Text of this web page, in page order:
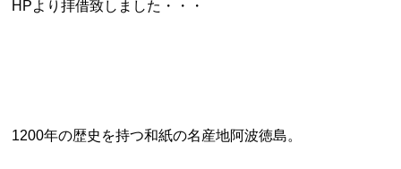
HPより拝借致しました・・・
1200年の歴史を持つ和紙の名産地阿波徳島。